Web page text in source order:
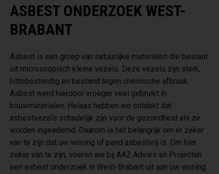
ASBEST ONDERZOEK WEST-
BRABANT
Asbest is een groep van natuurlijke materialen die bestaat
uit microscopisch kleine vezels. Deze vezels zijn sterk,
hittebestendig en bestand tegen chemische afbraak.
Asbest werd hierdoor vroeger veel gebruikt in
bouwmaterialen. Helaas hebben we ontdekt dat
asbestvezels schadelijk zijn voor de gezondheid als ze
worden ingeademd. Daarom is het belangrijk om er zeker
van te zijn dat uw woning of pand asbestvrij is. Om hier
zeker van te zijn, voeren we bij AAZ Advies en Projecten
een asbest onderzoek in West-Brabant uit aan uw woning